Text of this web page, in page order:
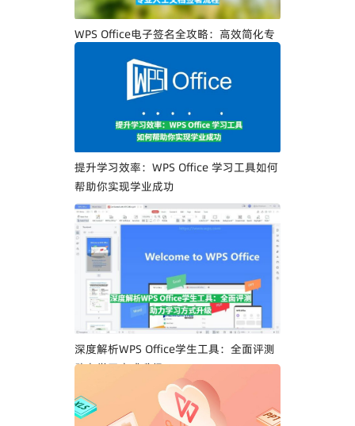
WPS Office电子签名全攻略：高效简化专
提升学习效率：WPS Office 学习工具如何
帮助你实现学业成功
深度解析WPS Office学生工具：全面评测
助力学习方式升级